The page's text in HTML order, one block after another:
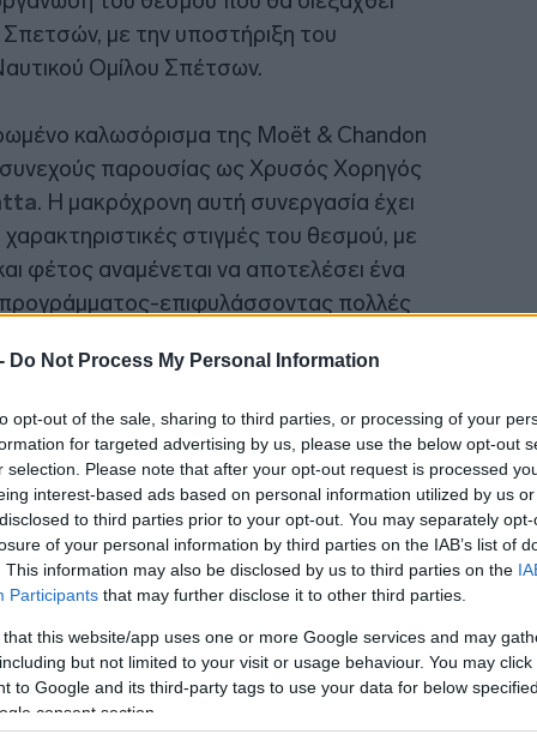
Do Not Process My Personal Information
opt-out of the sale, sharing to third parties, or processing of your
for targeted advertising by us, please use the below opt-out
selection. Please note that after your opt-out request is processed
interest-based ads based on personal information utilized by us
to third parties prior to your opt-out. You may separately
of your personal information by third parties on the IAB’s list of
This information may also be disclosed by us to third parties on the
Participants that may further disclose it to other third parties.
that this website/app uses one or more Google services and may
but not limited to your visit or usage behaviour. You may
to Google and its third-party tags to use your data for below
consent section.
Σπετσών, με την υποστήριξη του
Ομίλου Σπέτσων.
καλωσόρισμα της Moët & Chandon
παρουσίας ως Χρυσός Χορηγός
. Η μακρόχρονη αυτή συνεργασία έχει
στιγμές του θεσμού, με
φέτος αναμένεται να αποτελέσει ένα
επιφυλάσσοντας πολλές
12:16
12:03
11:39